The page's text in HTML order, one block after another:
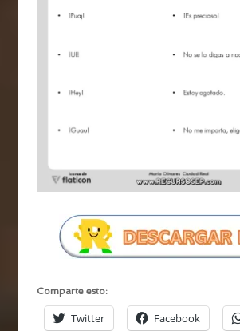
Comparte esto:
Twitter Facebook